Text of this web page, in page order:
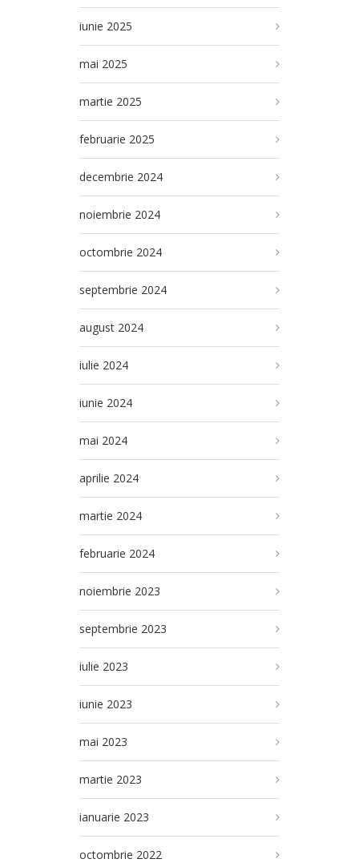
iunie 2025
mai 2025
martie 2025
februarie 2025
decembrie 2024
noiembrie 2024
octombrie 2024
septembrie 2024
august 2024
iulie 2024
iunie 2024
mai 2024
aprilie 2024
martie 2024
februarie 2024
noiembrie 2023
septembrie 2023
iulie 2023
iunie 2023
mai 2023
martie 2023
ianuarie 2023
octombrie 2022